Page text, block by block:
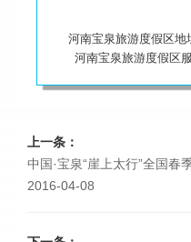
河南宝泉旅游度假区
河南宝泉旅游度假区
上一条：
中国·宝泉“崖上太行”全国春
2016-04-08